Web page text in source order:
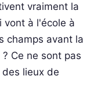
vraiment la
vont à l'école à
champs avant la
Ce ne sont pas
lieux de